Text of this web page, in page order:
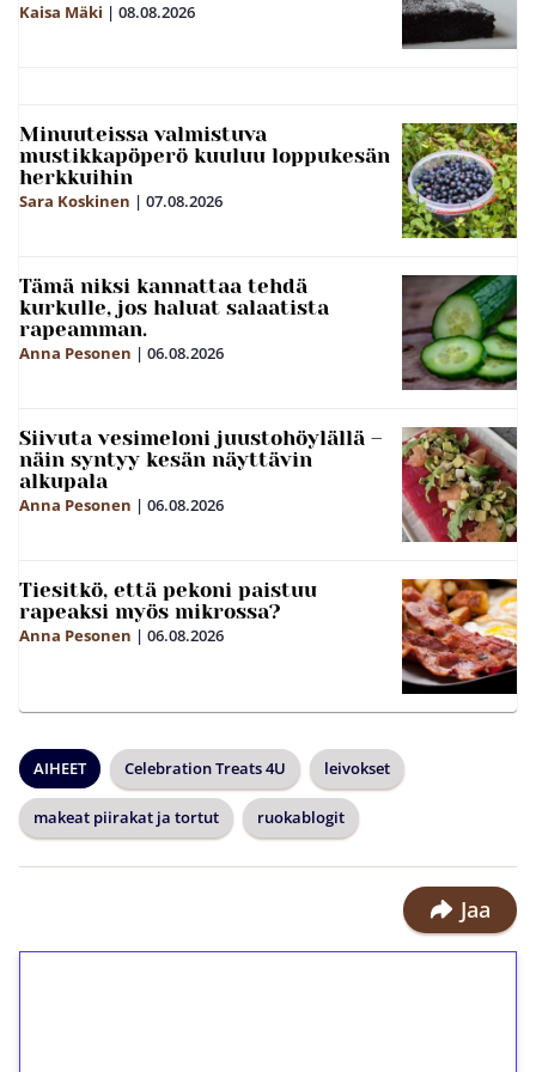
Kaisa Mäki | 08.08.2026
Minuuteissa valmistuva
mustikkapöperö kuuluu loppukesän
herkkuihin
Sara Koskinen | 07.08.2026
Tämä niksi kannattaa tehdä
kurkulle, jos haluat salaatista
rapeamman.
Anna Pesonen | 06.08.2026
Siivuta vesimeloni juustohöylällä –
näin syntyy kesän näyttävin
alkupala
Anna Pesonen | 06.08.2026
Tiesitkö, että pekoni paistuu
rapeaksi myös mikrossa?
Anna Pesonen | 06.08.2026
AIHEET Celebration Treats 4U leivokset
makeat piirakat ja tortut ruokablogit
Jaa